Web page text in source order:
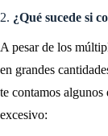
2. ¿Qué sucede si
A pesar de los
en grandes
te contamos algunos
excesivo: